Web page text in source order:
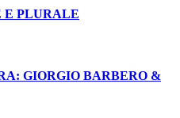
E PLURALE
GIORGIO BARBERO &